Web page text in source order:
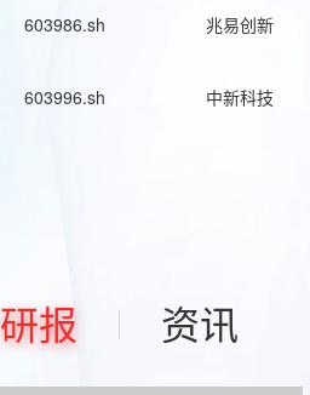
603986.sh 兆易创新
603996.sh 中新科技
研报 资讯